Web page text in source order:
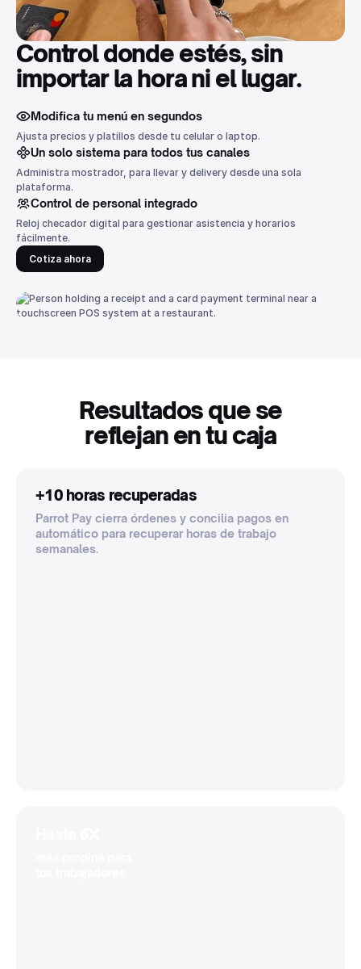
Control donde estés, sin
importar la hora ni el lugar.
Modifica tu menú en segundos
Ajusta precios y platillos desde tu celular o laptop.
Un solo sistema para todos tus canales
Administra mostrador, para llevar y delivery desde una sola
plataforma.
Control de personal integrado
Reloj checador digital para gestionar asistencia y horarios
fácilmente.
Cotiza ahora
Resultados que se
reflejan en tu caja
+10 horas recuperadas
Parrot Pay cierra órdenes y concilia pagos en
automático para recuperar horas de trabajo
semanales.